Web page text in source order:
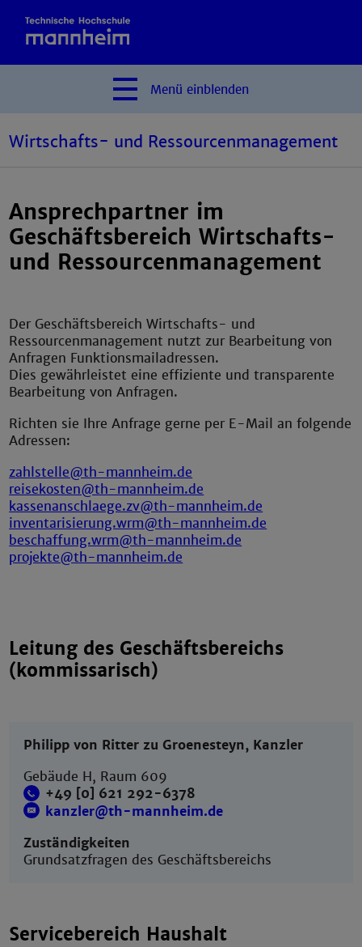
Menü einblenden
Wirtschafts- und Ressourcenmanagement
Ansprechpartner im
Geschäftsbereich Wirtschafts-
und Ressourcenmanagement
Der Geschäftsbereich Wirtschafts- und
Ressourcenmanagement nutzt zur Bearbeitung von
Anfragen Funktionsmailadressen.
Dies gewährleistet eine effiziente und transparente
Bearbeitung von Anfragen.
Richten sie Ihre Anfrage gerne per E-Mail an folgende
Adressen:
zahlstelle@th-mannheim.de
reisekosten@th-mannheim.de
kassenanschlaege.zv@th-mannheim.de
inventarisierung.wrm@th-mannheim.de
beschaffung.wrm@th-mannheim.de
projekte@th-mannheim.de
Leitung des Geschäftsbereichs
(kommissarisch)
Philipp von Ritter zu Groenesteyn, Kanzler
Gebäude H, Raum 609
+49 [0] 621 292-6378
kanzler@th-mannheim.de
Zuständigkeiten
Grundsatzfragen des Geschäftsbereichs
Servicebereich Haushalt